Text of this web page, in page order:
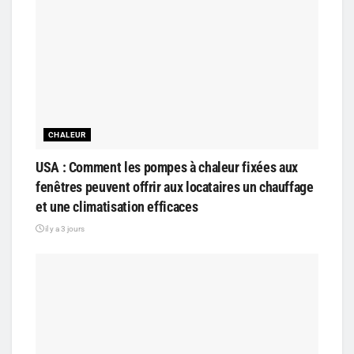
CHALEUR
USA : Comment les pompes à chaleur fixées aux
fenêtres peuvent offrir aux locataires un chauffage
et une climatisation efficaces
il y a 3 jours